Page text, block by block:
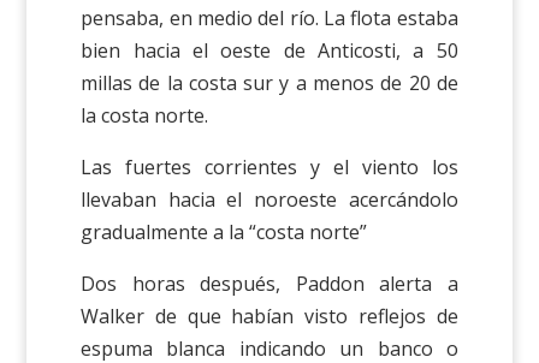
pensaba, en medio del río. La flota estaba
bien hacia el oeste de Anticosti, a 50
millas de la costa sur y a menos de 20 de
la costa norte.
Las fuertes corrientes y el viento los
llevaban hacia el noroeste acercándolo
gradualmente a la “costa norte”
Dos horas después, Paddon alerta a
Walker de que habían visto reflejos de
espuma blanca indicando un banco o